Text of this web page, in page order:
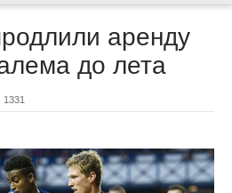
аренду
до лета
1331